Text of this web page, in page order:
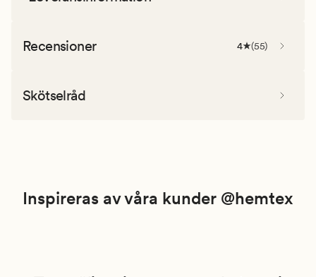
Recensioner 4 (55)
Skötselråd
Inspireras av våra kunder @hemtex